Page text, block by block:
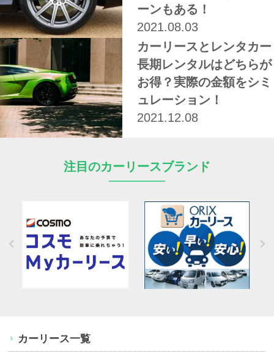
ーンもある！
2021.08.03
カーリースとレンタカー
長期レンタルはどちらが
お得？実際の金額をシミ
ュレーション！
2021.12.08
注目のカーリースブランド
カーリース一覧